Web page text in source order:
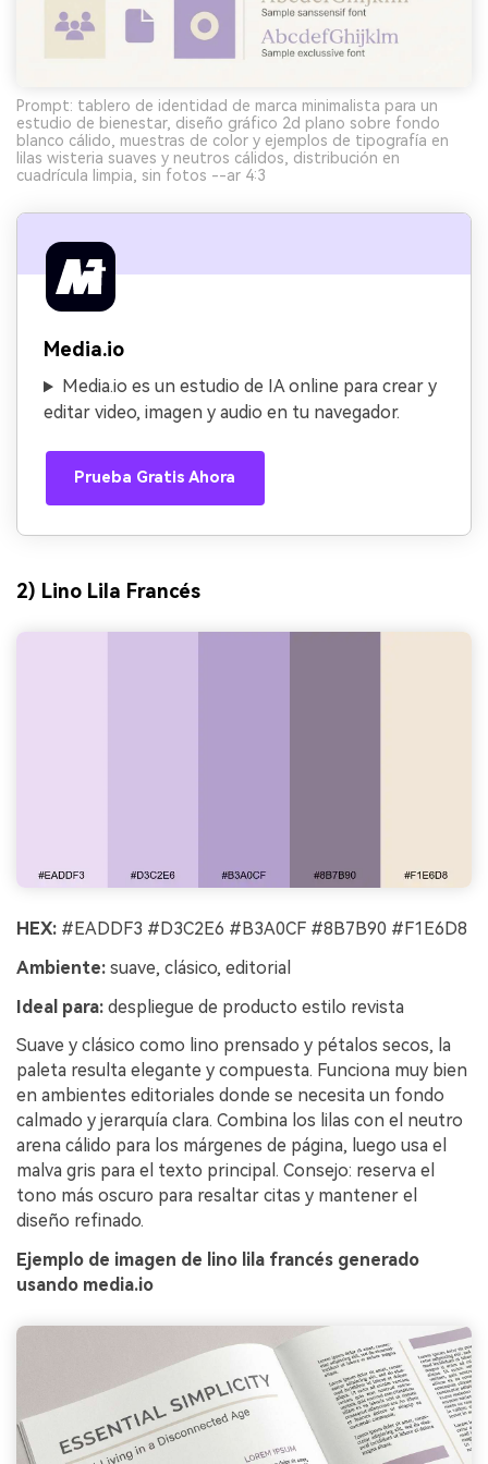
Prompt: tablero de identidad de marca minimalista para un
estudio de bienestar, diseño gráfico 2d plano sobre fondo
blanco cálido, muestras de color y ejemplos de tipografía en
lilas wisteria suaves y neutros cálidos, distribución en
cuadrícula limpia, sin fotos --ar 4:3
Media.io
Media.io es un estudio de IA online para crear y
editar video, imagen y audio en tu navegador.
Prueba Gratis Ahora
2) Lino Lila Francés
HEX: #EADDF3 #D3C2E6 #B3A0CF #8B7B90 #F1E6D8
Ambiente: suave, clásico, editorial
Ideal para: despliegue de producto estilo revista
Suave y clásico como lino prensado y pétalos secos, la
paleta resulta elegante y compuesta. Funciona muy bien
en ambientes editoriales donde se necesita un fondo
calmado y jerarquía clara. Combina los lilas con el neutro
arena cálido para los márgenes de página, luego usa el
malva gris para el texto principal. Consejo: reserva el
tono más oscuro para resaltar citas y mantener el
diseño refinado.
Ejemplo de imagen de lino lila francés generado
usando media.io